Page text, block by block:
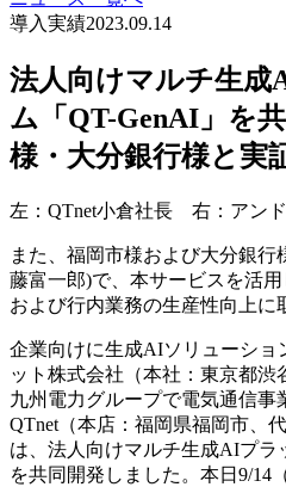
導入実績2023.09.14
法人向けマルチ生成
ム「QT-GenAI」を
様・大分銀行様と実
左：QTnet小倉社長 右：アン
また、福岡市様および大分銀行
藤富一郎)で、本サービスを活
および行内業務の生産性向上に
企業向けに生成AIソリューショ
ット株式会社（本社：東京都渋
九州電力グループで電気通信事
QTnet（本店：福岡県福岡市、
は、法人向けマルチ生成AIプラ
を共同開発しました。本日9/14